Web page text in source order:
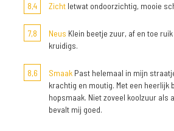
8,4
Zicht Ietwat ondoorzichtig, mooie
7,8 Neus Klein beetje zuur, af en toe
kruidigs.
8,6 Smaak Past helemaal in mijn
krachtig en moutig. Met een heerlijk
hopsmaak. Niet zoveel koolzuur als
bevalt mij goed.